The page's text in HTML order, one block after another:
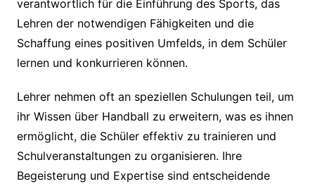
verantwortlich für die Einführung des Sports, das
Lehren der notwendigen Fähigkeiten und die
Schaffung eines positiven Umfelds, in dem Schüler
lernen und konkurrieren können.
Lehrer nehmen oft an speziellen Schulungen teil, um
ihr Wissen über Handball zu erweitern, was es ihnen
ermöglicht, die Schüler effektiv zu trainieren und
Schulveranstaltungen zu organisieren. Ihre
Begeisterung und Expertise sind entscheidende